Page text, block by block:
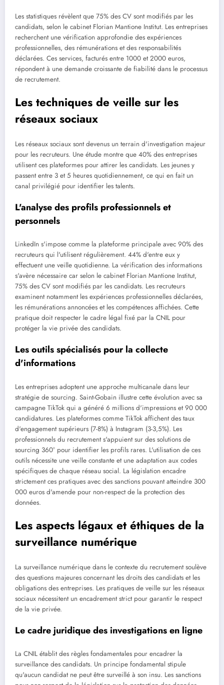
Les statistiques révèlent que 75% des CV sont modifiés par les
candidats, selon le cabinet Florian Mantione Institut. Les entreprises
recherchent une vérification approfondie des expériences
professionnelles, des rémunérations et des responsabilités
déclarées. Ces services, facturés entre 1000 et 2000 euros,
répondent à une demande croissante de fiabilité dans le processus
de recrutement.
Les techniques de veille sur les
réseaux sociaux
Les réseaux sociaux sont devenus un terrain d'investigation majeur
pour les recruteurs. Une étude montre que 40% des entreprises
utilisent ces plateformes pour attirer les candidats. Les jeunes y
passent entre 3 et 5 heures quotidiennement, ce qui en fait un
canal privilégié pour identifier les talents.
L'analyse des profils professionnels et
personnels
LinkedIn s'impose comme la plateforme principale avec 90% des
recruteurs qui l'utilisent régulièrement. 44% d'entre eux y
effectuent une veille quotidienne. La vérification des informations
s'avère nécessaire car selon le cabinet Florian Mantione Institut,
75% des CV sont modifiés par les candidats. Les recruteurs
examinent notamment les expériences professionnelles déclarées,
les rémunérations annoncées et les compétences affichées. Cette
pratique doit respecter le cadre légal fixé par la CNIL pour
protéger la vie privée des candidats.
Les outils spécialisés pour la collecte
d'informations
Les entreprises adoptent une approche multicanale dans leur
stratégie de sourcing. Saint-Gobain illustre cette évolution avec sa
campagne TikTok qui a généré 6 millions d'impressions et 90 000
candidatures. Les plateformes comme TikTok affichent des taux
d'engagement supérieurs (7-8%) à Instagram (3-3,5%). Les
professionnels du recrutement s'appuient sur des solutions de
sourcing 360° pour identifier les profils rares. L'utilisation de ces
outils nécessite une veille constante et une adaptation aux codes
spécifiques de chaque réseau social. La législation encadre
strictement ces pratiques avec des sanctions pouvant atteindre 300
000 euros d'amende pour non-respect de la protection des
données.
Les aspects légaux et éthiques de la
surveillance numérique
La surveillance numérique dans le contexte du recrutement soulève
des questions majeures concernant les droits des candidats et les
obligations des entreprises. Les pratiques de veille sur les réseaux
sociaux nécessitent un encadrement strict pour garantir le respect
de la vie privée.
Le cadre juridique des investigations en ligne
La CNIL établit des règles fondamentales pour encadrer la
surveillance des candidats. Un principe fondamental stipule
qu'aucun candidat ne peut être surveillé à son insu. Les sanctions